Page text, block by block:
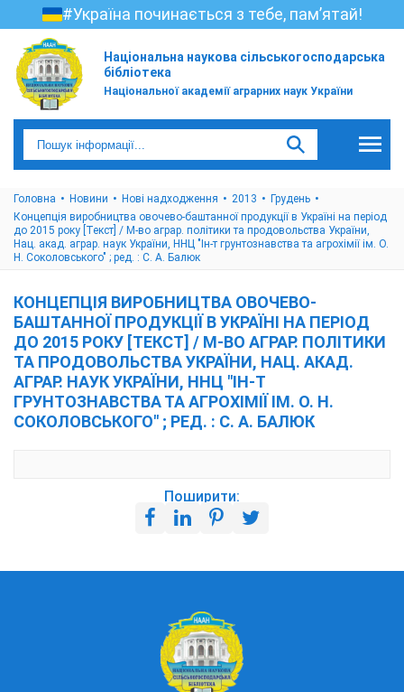
#Україна починається з тебе, пам’ятай!
Національна наукова сільськогосподарська
бібліотека
Національної академії аграрних наук України
Головна Новини Нові надходження 2013
Грудень
Концепція виробництва овочево-баштанної продукції в Україні на період
до 2015 року [Текст] / М-во аграр. політики та продовольства України,
Нац. акад. аграр. наук України, ННЦ "Ін-т грунтознавства та агрохімії ім. О.
Н. Соколовського" ; ред. : С. А. Балюк
КОНЦЕПЦІЯ ВИРОБНИЦТВА ОВОЧЕВО-
БАШТАННОЇ ПРОДУКЦІЇ В УКРАЇНІ НА ПЕРІОД
ДО 2015 РОКУ [ТЕКСТ] / М-ВО АГРАР. ПОЛІТИКИ
ТА ПРОДОВОЛЬСТВА УКРАЇНИ, НАЦ. АКАД.
АГРАР. НАУК УКРАЇНИ, ННЦ "ІН-Т
ГРУНТОЗНАВСТВА ТА АГРОХІМІЇ ІМ. О. Н.
СОКОЛОВСЬКОГО" ; РЕД. : С. А. БАЛЮК
Поширити: